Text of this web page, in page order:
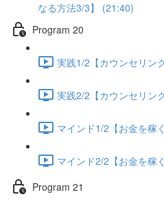
なる方法3/3】 (21:40)
Program 20
実践1/2【カウンセリン
実践2/2【カウンセリン
マインド1/2【お金を稼
マインド2/2【お金を稼
Program 21